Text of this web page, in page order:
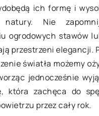
ich formę i
natury. Nie
ogrodowych stawów
przestrzeni elegancji.
światła możemy
jednocześnie
która zachęca do
przez cały rok.